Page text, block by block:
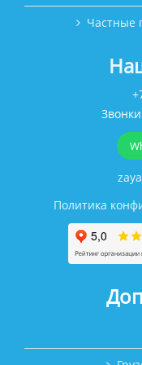
Частные
Политика